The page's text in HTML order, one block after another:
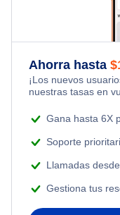
Ahorra hasta $
¡Los nuevos
nuestras tasas en
Gana hasta 6X
Soporte
Llamadas
Gestiona tus